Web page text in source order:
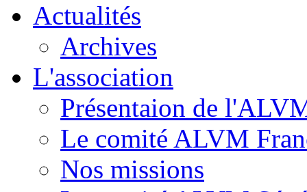
Actualités
Archives
L'association
Présentaion de
Le comité ALVM
Nos missions